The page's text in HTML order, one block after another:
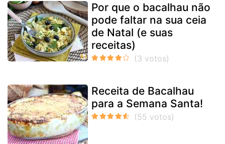
Por que o bacalhau não
pode faltar na sua ceia
de Natal (e suas
receitas)
Receita de Bacalhau
para a Semana Santa!